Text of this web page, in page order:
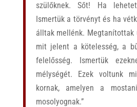
szülőknek. Sőt! Ha
Ismertük a törvényt és ha
álltak mellénk. Megtanítottak
mit jelent a kötelesség, a
felelősség. Ismertük
mélységét. Ezek voltunk
kornak, amelyen a
mosolyognak.”